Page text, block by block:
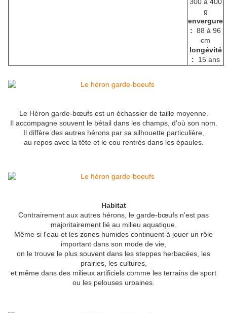
g
envergure
: 88 à 96
cm
longévité
:
15 ans
Le Héron garde-bœufs est un échassier de taille moyenne.
Il accompagne souvent le bétail dans les champs, d'où son nom.
Il diffère des autres hérons par sa silhouette particulière,
au repos avec la tête et le cou rentrés dans les épaules.
Habitat
Contrairement aux autres hérons, le garde-bœufs n'est pas
majoritairement lié au milieu aquatique.
Même si l'eau et les zones humides continuent à jouer un rôle
important dans son mode de vie,
on le trouve le plus souvent dans les steppes herbacées, les
prairies, les cultures,
et même dans des milieux artificiels comme les terrains de sport
ou les pelouses urbaines.